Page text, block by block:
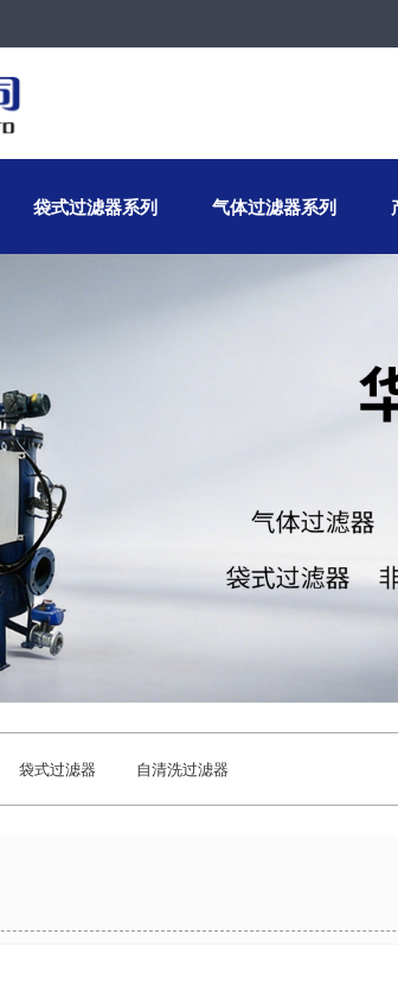
袋式过滤器系列 气体过滤器系列
袋式过滤器 自清洗过滤器